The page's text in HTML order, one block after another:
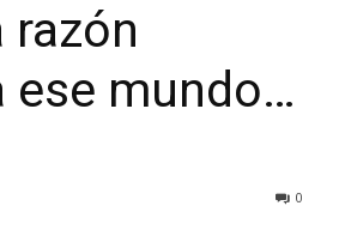
razón
ese mundo…
0